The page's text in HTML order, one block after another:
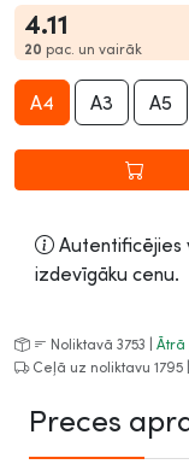
4.11
20 pac. un vairāk
A4 A3 A5
Autentificējies
izdevīgāku cenu.
Noliktavā 3753 |
Ceļā uz noliktavu 1795
Preces